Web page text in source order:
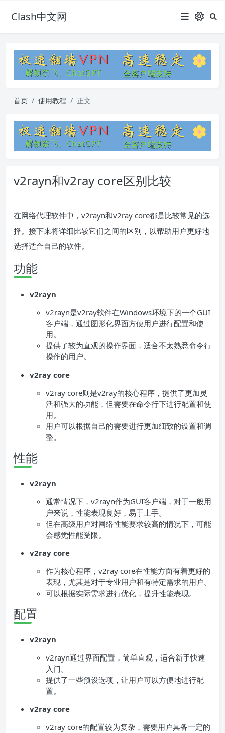
Clash中文网
首页 使用教程 正文
v2rayn和v2ray core区别比较
在网络代理软件中，v2rayn和v2ray core都是比较常见的选
择。接下来将详细比较它们之间的区别，以帮助用户更好地
选择适合自己的软件。
功能
v2rayn
v2rayn是v2ray软件在Windows环境下的一个GUI
客户端，通过图形化界面方便用户进行配置和使
用。
提供了较为直观的操作界面，适合不太熟悉命令行
操作的用户。
v2ray core
v2ray core则是v2ray的核心程序，提供了更加灵
活和强大的功能，但需要在命令行下进行配置和使
用。
用户可以根据自己的需要进行更加细致的设置和调
整。
性能
v2rayn
通常情况下，v2rayn作为GUI客户端，对于一般用
户来说，性能表现良好，易于上手。
但在高级用户对网络性能要求较高的情况下，可能
会感觉性能受限。
v2ray core
作为核心程序，v2ray core在性能方面有着更好的
表现，尤其是对于专业用户和有特定需求的用户。
可以根据实际需求进行优化，提升性能表现。
配置
v2rayn
v2rayn通过界面配置，简单直观，适合新手快速
入门。
提供了一些预设选项，让用户可以方便地进行配
置。
v2ray core
v2ray core的配置较为复杂，需要用户具备一定的